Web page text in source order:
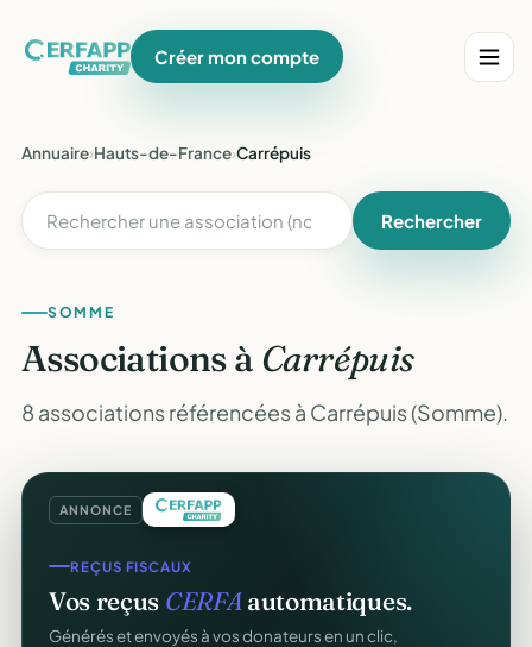
Créer mon compte
Annuaire›Hauts-de-France›Carrépuis
Rechercher
SOMME
Associations à Carrépuis
8 associations référencées à Carrépuis (Somme).
ANNONCE
REÇUS FISCAUX
Vos reçus CERFAautomatiques.
Générés et envoyés à vos donateurs en un clic,